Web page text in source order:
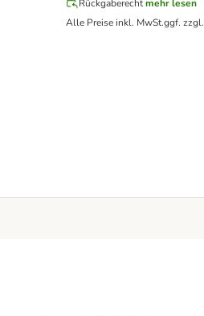
Rückgaberecht mehr lesen
Alle Preise inkl. MwSt.ggf. zzgl.